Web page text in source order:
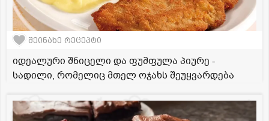
შეინახე რეცეპტი
იდეალური შნიცელი და ფუმფულა პიურე -
სადილი, რომელიც მთელ ოჯახს შეუყვარდება